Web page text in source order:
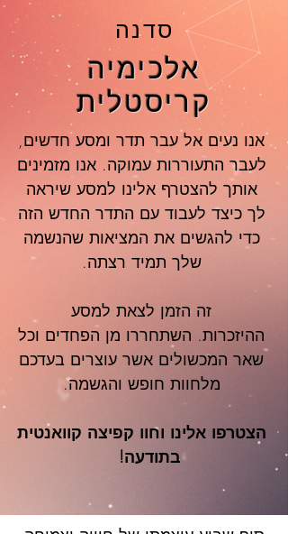
סדנה
אלכימיה
קריסטלית
אנו נעים אל עבר תדר ומסע חדשים,
לעבר התעוררות עמוקה. אנו מזמינים
אותך להצטרף אלינו למסע שיראה
לך כיצד לעבוד עם התדר החדש הזה
כדי להגשים את המציאות שהנשמה
שלך תמיד רצתה.
זה הזמן לצאת למסע
ההיזכרות. השתחררו מן הפחדים וכל
שאר המכשולים אשר עוצרים בעדכם
מלחוות חופש והגשמה.
הצטרפו אלינו וחוו קפיצה קוואנטית
בתודעה!